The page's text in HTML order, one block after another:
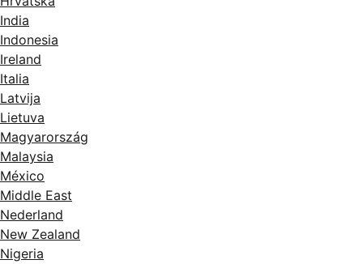
India
Indonesia
Ireland
Italia
Latvija
Lietuva
Magyarország
Malaysia
México
Middle East
Nederland
New Zealand
Nigeria